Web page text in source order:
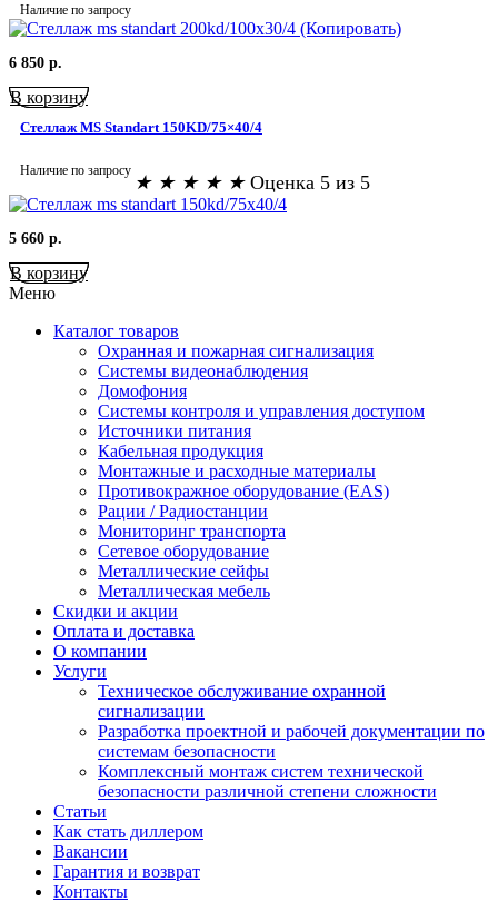
Наличие по запросу
6 850 р.
В корзину
Стеллаж MS Standart 150KD/75×40/4
Наличие по запросу
★ ★ ★ ★ ★ Оценка 5 из 5
5 660 р.
В корзину
Меню
Каталог товаров
Охранная и пожарная сигнализация
Системы видеонаблюдения
Домофония
Системы контроля и управления доступом
Источники питания
Кабельная продукция
Монтажные и расходные материалы
Противокражное оборудование (EAS)
Рации / Радиостанции
Мониторинг транспорта
Сетевое оборудование
Металлические сейфы
Металлическая мебель
Скидки и акции
Оплата и доставка
О компании
Услуги
Техническое обслуживание охранной
сигнализации
Разработка проектной и рабочей документации по
системам безопасности
Комплексный монтаж систем технической
безопасности различной степени сложности
Статьи
Как стать диллером
Вакансии
Гарантия и возврат
Контакты